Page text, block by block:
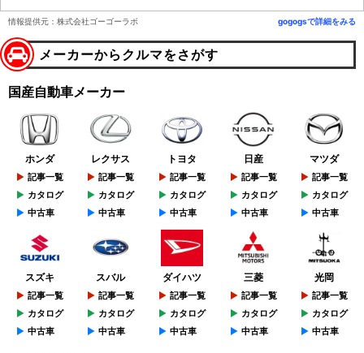
情報提供元：株式会社ゴーゴーラボ gogogsで詳細をみる
メーカーからクルマをさがす
国産自動車メーカー
ホンダ
記事一覧
カタログ
中古車
レクサス
記事一覧
カタログ
中古車
トヨタ
記事一覧
カタログ
中古車
日産
記事一覧
カタログ
中古車
マツダ
記事一覧
カタログ
中古車
スズキ
記事一覧
カタログ
中古車
スバル
記事一覧
カタログ
中古車
ダイハツ
記事一覧
カタログ
中古車
三菱
記事一覧
カタログ
中古車
光岡
記事一覧
カタログ
中古車